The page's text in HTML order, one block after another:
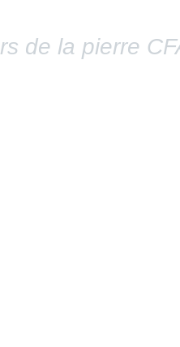
de la pierre